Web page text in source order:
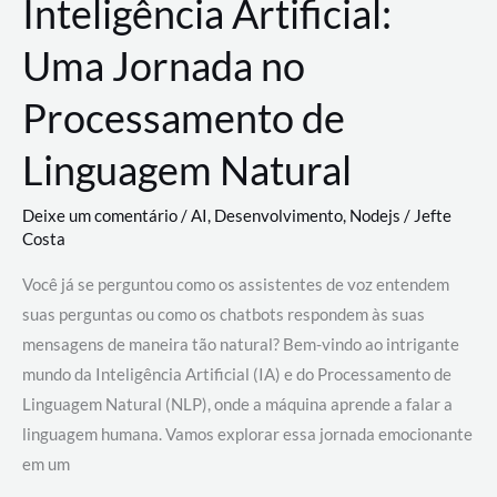
Inteligência Artificial:
Uma Jornada no
Processamento de
Linguagem Natural
Deixe um comentário/AI, Desenvolvimento, Nodejs / Jefte
Costa
Você já se perguntou como os assistentes de voz entendem
suas perguntas ou como os chatbots respondem às suas
mensagens de maneira tão natural? Bem-vindo ao intrigante
mundo da Inteligência Artificial (IA) e do Processamento de
Linguagem Natural (NLP), onde a máquina aprende a falar a
linguagem humana. Vamos explorar essa jornada emocionante
em um